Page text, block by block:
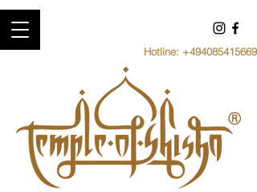
Hotline: +494085415669